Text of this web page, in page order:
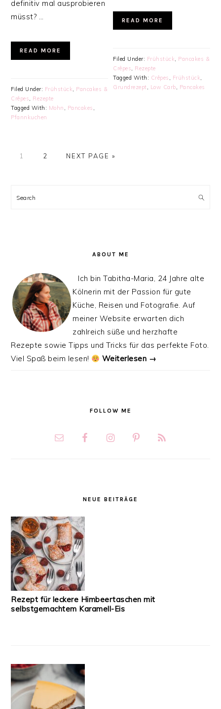
definitiv mal ausprobieren
müsst? …
READ MORE
Filed Under: Frühstück, Pancakes &
Crêpes, Rezepte
Tagged With: Mohn , Pancakes ,
Pfannkuchen
READ MORE
Filed Under: Frühstück, Pancakes &
Crêpes, Rezepte
Tagged With: Crêpes , Frühstück,
Grundrezept, Low Carb, Pancakes
PAGE
1 PAGE
2
GO
NEXT PAGE »
SIDEBAR
Search
ABOUT ME
Ich bin Tabitha-Maria, 24 Jahre alte
Kölnerin mit der Passion für gute
Küche, Reisen und Fotografie. Auf
meiner Website erwarten dich
zahlreich süße und herzhafte
Rezepte sowie Tipps und Tricks für das perfekte Foto.
Viel Spaß beim lesen!
Weiterlesen →
FOLLOW ME
NEUE BEITRÄGE
Rezept für leckere Himbeertaschen mit
selbstgemachtem Karamell-Eis